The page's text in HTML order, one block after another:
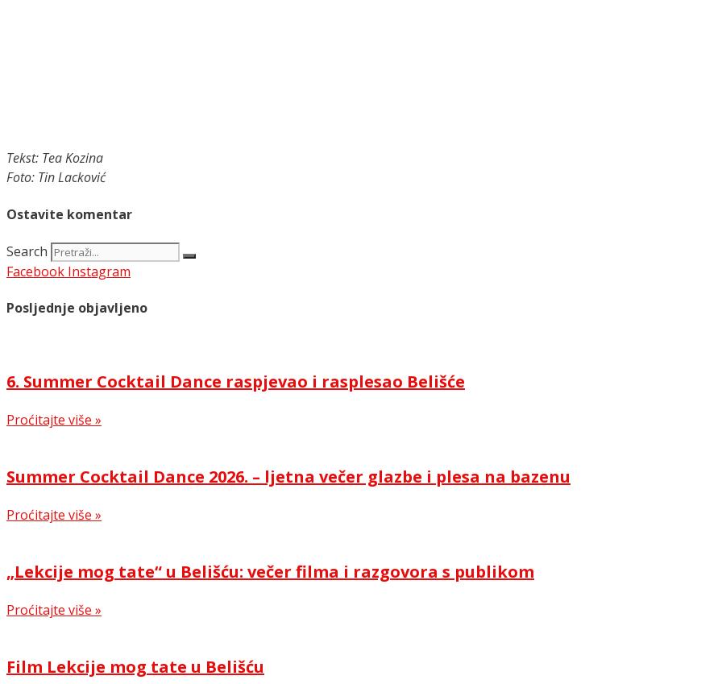
Tekst: Tea Kozina
Foto: Tin Lacković
Ostavite komentar
Search
Facebook Instagram
Posljednje objavljeno
6. Summer Cocktail Dance raspjevao i rasplesao Belišće
Proćitajte više »
Summer Cocktail Dance 2026. – ljetna večer glazbe i plesa na bazenu
Proćitajte više »
„Lekcije mog tate“ u Belišću: večer filma i razgovora s publikom
Proćitajte više »
Film Lekcije mog tate u Belišću